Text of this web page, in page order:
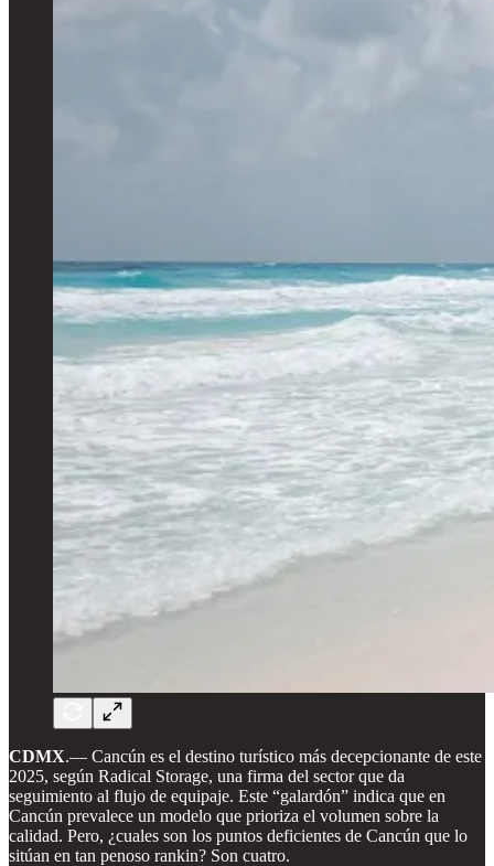
CDMX.— Cancún es el destino turístico más decepcionante de este
2025, según Radical Storage, una firma del sector que da
seguimiento al flujo de equipaje. Este “galardón” indica que en
Cancún prevalece un modelo que prioriza el volumen sobre la
calidad. Pero, ¿cuales son los puntos deficientes de Cancún que lo
sitúan en tan penoso rankin? Son cuatro.